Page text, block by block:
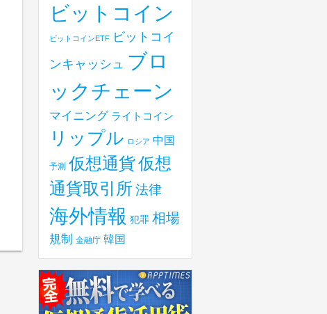
ビットコイン
ビットコインETF
ビットコイ
ンキャッシュ ブロ
ックチェーン
マイニング ライトコイン
リップル ロシア 中国
予測 仮想通貨仮想
通貨取引所 法律
海外情報 犯罪 相場
規制 金融庁 韓国